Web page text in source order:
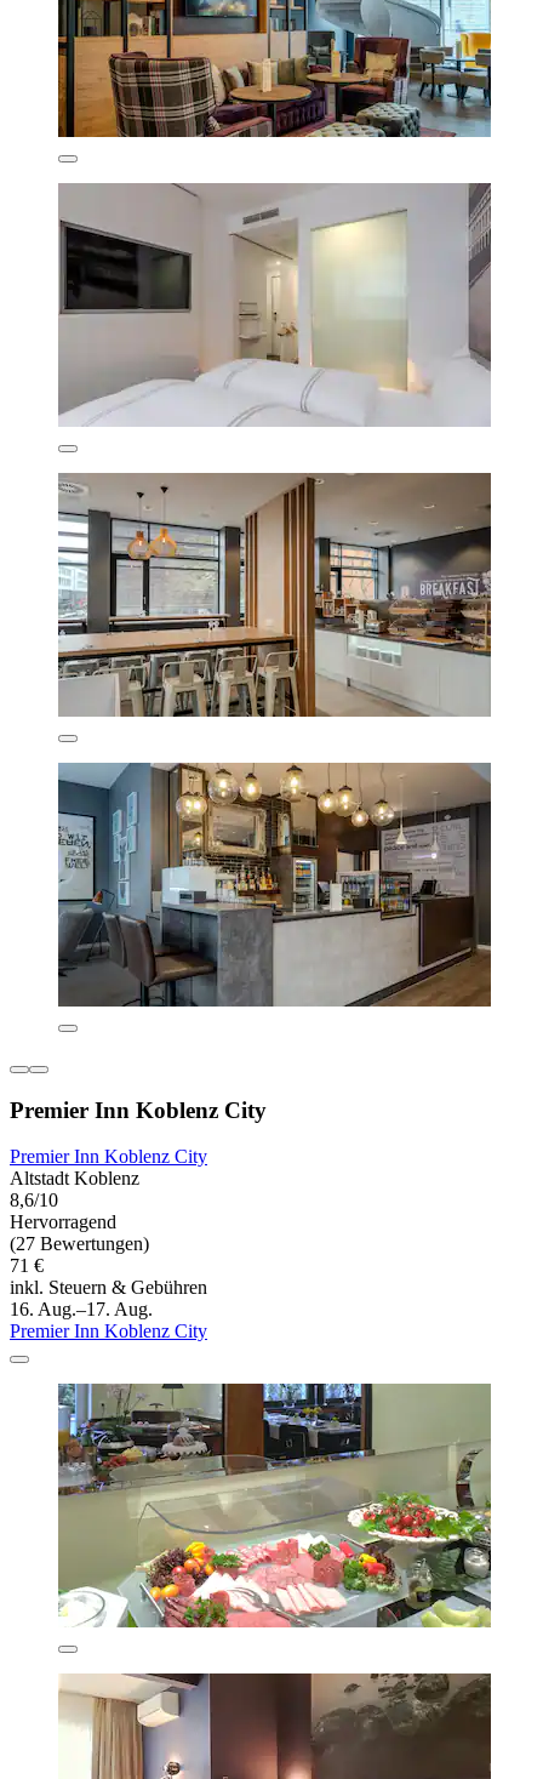
Premier Inn Koblenz City
Premier Inn Koblenz City
Altstadt Koblenz
8,6/10
Hervorragend
(27 Bewertungen)
71 €
inkl. Steuern & Gebühren
16. Aug.–17. Aug.
Premier Inn Koblenz City